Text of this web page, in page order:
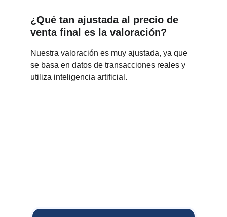
¿Qué tan ajustada al precio de
venta final es la valoración?
Nuestra valoración es muy ajustada, ya que
se basa en datos de transacciones reales y
utiliza inteligencia artificial.